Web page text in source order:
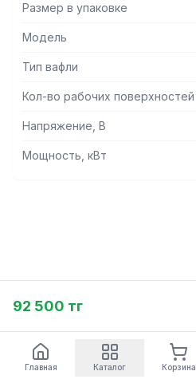
Размер в упаковке
Модель
Тип вафли
Кол-во рабочих поверхностей
Напряжение, В
Мощность, кВт
92 500 тг
Главная Каталог Корзина